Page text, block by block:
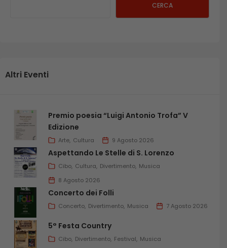
CERCA
Altri Eventi
Premio poesia “Luigi Antonio Trofa” V
Edizione
Arte Cultura 9 Agosto 2026
Aspettando Le Stelle di S. Lorenzo
Cibo Cultura Divertimento Musica
8 Agosto 2026
Concerto dei Folli
Concerto Divertimento Musica 7 Agosto 2026
5° Festa Country
Cibo Divertimento Festival Musica